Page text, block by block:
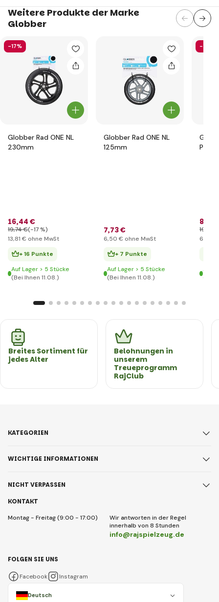
Weitere Produkte der Marke
Globber
-17%
Globber Rad ONE NL
230mm
16,44 €
19,74 €(-17 %)
13,81 € ohne MwSt
+ 16 Punkte
Auf Lager > 5 Stücke
(Bei Ihnen 11.08.)
Globber Rad ONE NL
125mm
7,73 €
6,50 € ohne MwSt
+ 7 Punkte
Auf Lager > 5 Stücke
(Bei Ihnen 11.08.)
-58%
8
19
6
Auf
(Bei
Breites Sortiment für
jedes Alter
Belohnungen in
unserem
Treueprogramm
RajClub
KONTAKT
Montag - Freitag (9:00 - 17:00)
Wir antworten in der Regel
innerhalb von 8 Stunden
info@rajspielzeug.de
KATEGORIEN
WICHTIGE INFORMATIONEN
NICHT VERPASSEN
Deutsch
FOLGEN SIE UNS
Facebook Instagram